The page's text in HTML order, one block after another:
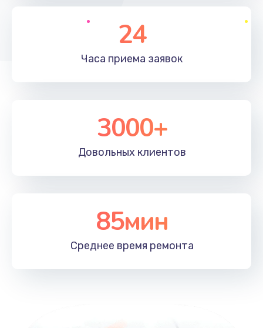
24
Часа приема заявок
3000+
Довольных клиентов
85мин
Среднее время ремонта